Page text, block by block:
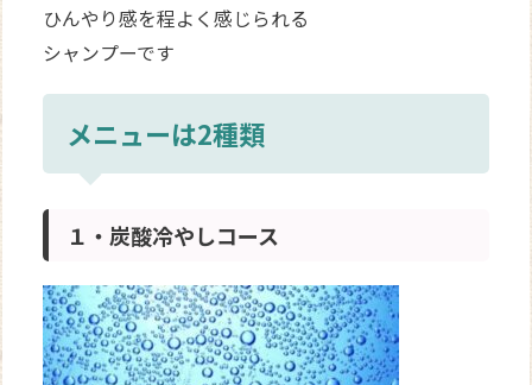
ひんやり感を程よく感じられる
シャンプーです
メニューは2種類
１・炭酸冷やしコース